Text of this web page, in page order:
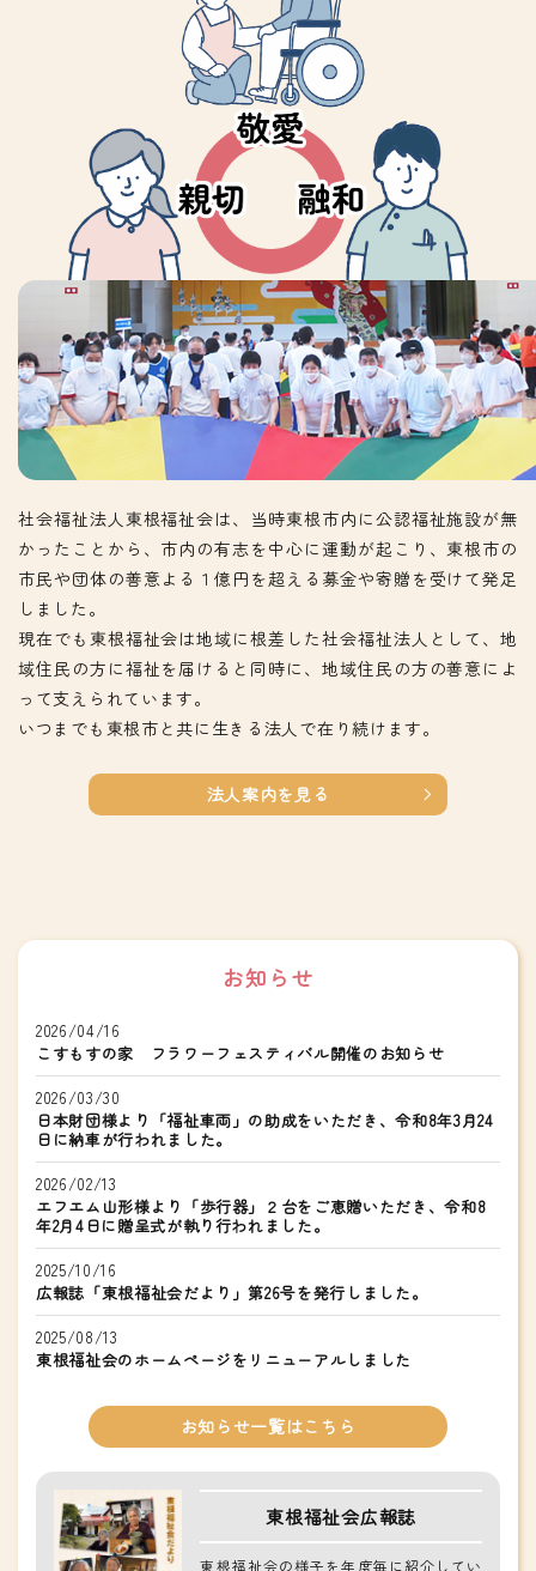
社会福祉法人東根福祉会は、当時東根市内に公認福祉施設が無
かったことから、市内の有志を中心に運動が起こり、東根市の
市民や団体の善意よる１億円を超える募金や寄贈を受けて発足
しました。
現在でも東根福祉会は地域に根差した社会福祉法人として、地
域住民の方に福祉を届けると同時に、地域住民の方の善意によ
って支えられています。
いつまでも東根市と共に生きる法人で在り続けます。
法人案内を見る
お知らせ
2026/04/16
こすもすの家 フラワーフェスティバル開催のお知らせ
2026/03/30
日本財団様より「福祉車両」の助成をいただき、令和8年3月24
日に納車が行われました。
2026/02/13
エフエム山形様より「歩行器」２台をご恵贈いただき、令和8
年2月4日に贈呈式が執り行われました。
2025/10/16
広報誌「東根福祉会だより」第26号を発行しました。
2025/08/13
東根福祉会のホームページをリニューアルしました
お知らせ一覧はこちら
東根福祉会広報誌
東根福祉会の様子を年度毎に紹介してい